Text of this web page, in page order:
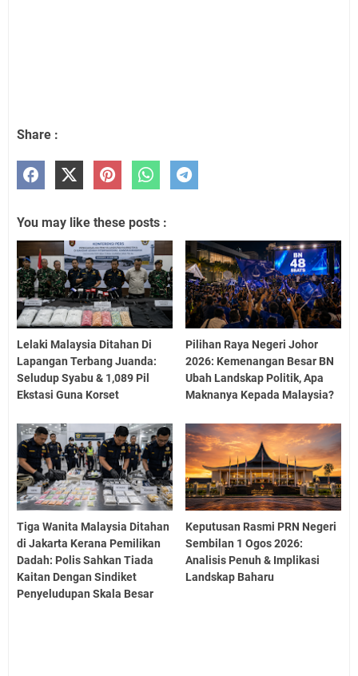
Share :
You may like these posts :
Lelaki Malaysia Ditahan Di
Lapangan Terbang Juanda:
Seludup Syabu & 1,089 Pil
Ekstasi Guna Korset
Pilihan Raya Negeri Johor
2026: Kemenangan Besar BN
Ubah Landskap Politik, Apa
Maknanya Kepada Malaysia?
Tiga Wanita Malaysia Ditahan
di Jakarta Kerana Pemilikan
Dadah: Polis Sahkan Tiada
Kaitan Dengan Sindiket
Penyeludupan Skala Besar
Keputusan Rasmi PRN Negeri
Sembilan 1 Ogos 2026:
Analisis Penuh & Implikasi
Landskap Baharu